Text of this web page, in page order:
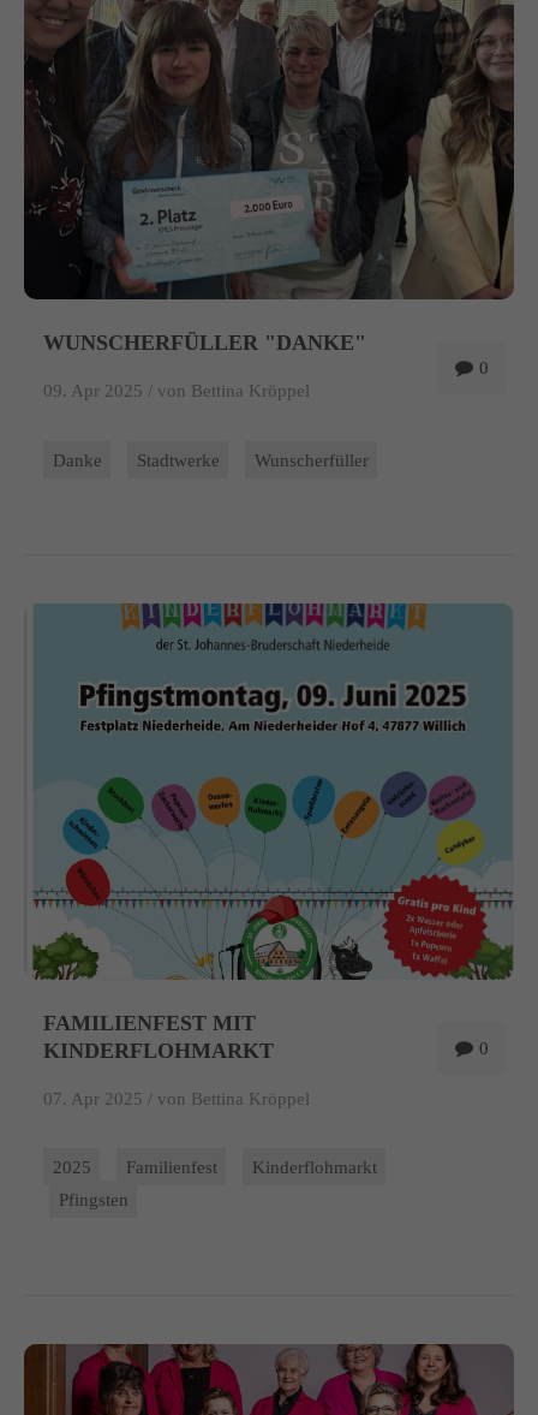
info@yourdomain.com
About us
Lorem ipsum dolor sit amet, consectetuer adipiscing elit.
Aenean commodo ligula eget dolor. Aenean massa. Cum sociis
natoque penatibus et magnis dis parturient montes, nascetur
ridiculus mus. Donec quam felis, ultricies nec.
0
WUNSCHERFÜLLER "DANKE"
09. Apr 2025 / von Bettina Kröppel
Danke Stadtwerke Wunscherfüller
0
FAMILIENFEST MIT
KINDERFLOHMARKT
07. Apr 2025 / von Bettina Kröppel
2025 Familienfest
Kinderflohmarkt
Pfingsten